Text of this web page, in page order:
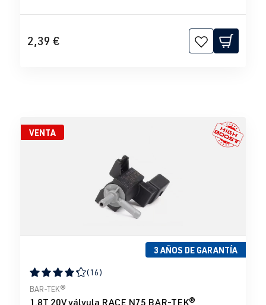
2,39 €
VENTA
3 AÑOS DE GARANTÍA
Calificación promedio de 4.31 de 5 estrellas
(16)
BAR-TEK®
1.8T 20V válvula RACE N75 BAR-TEK®